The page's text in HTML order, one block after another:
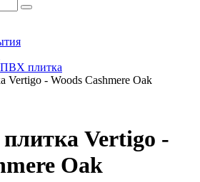
ПВХ плитка
Vertigo - Woods Cashmere Oak
Vertigo -
Oak